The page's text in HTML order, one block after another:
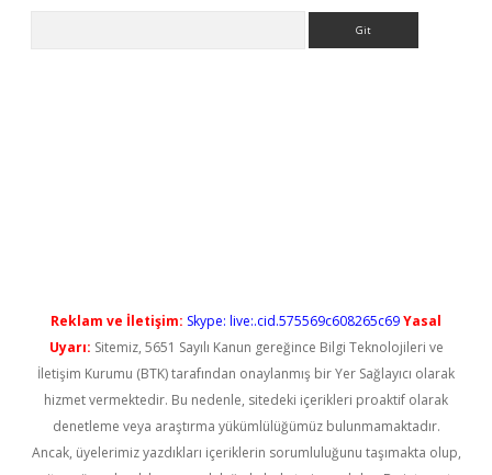
Reklam ve İletişim: Skype: live:.cid.575569c608265c69Yasal
Uyarı: Sitemiz, 5651 Sayılı Kanun gereğince Bilgi Teknolojileri ve
İletişim Kurumu (BTK) tarafından onaylanmış bir Yer Sağlayıcı olarak
hizmet vermektedir. Bu nedenle, sitedeki içerikleri proaktif olarak
denetleme veya araştırma yükümlülüğümüz bulunmamaktadır.
Ancak, üyelerimiz yazdıkları içeriklerin sorumluluğunu taşımakta olup,